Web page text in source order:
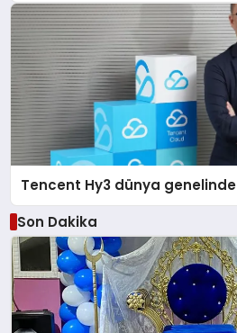
Tencent Hy3 dünya
Son Dakika